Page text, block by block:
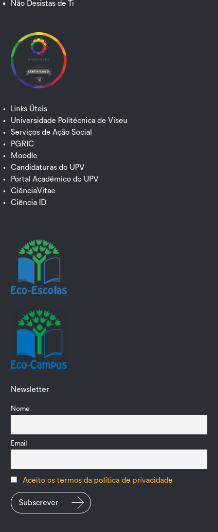
Não Desistas de Ti
Links Úteis
Universidade Politécnica de Viseu
Serviços de Ação Social
PGRIC
Moodle
Candidaturas do UPV
Portal Académico do UPV
CiênciaVitae
Ciência ID
Newsletter
Nome
Email
Aceito os termos da política de privacidade